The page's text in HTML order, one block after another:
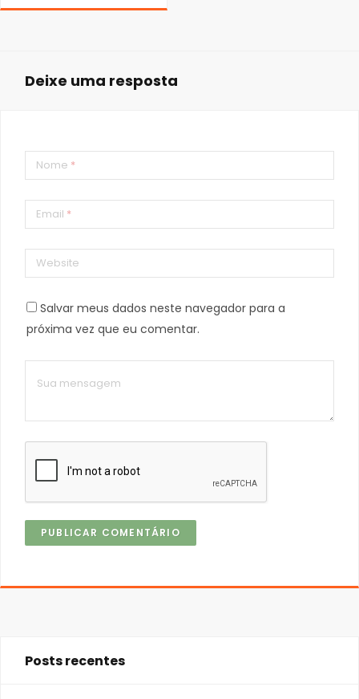
Deixe uma resposta
Nome *
Email *
Website
Salvar meus dados neste navegador para a
próxima vez que eu comentar.
Posts recentes